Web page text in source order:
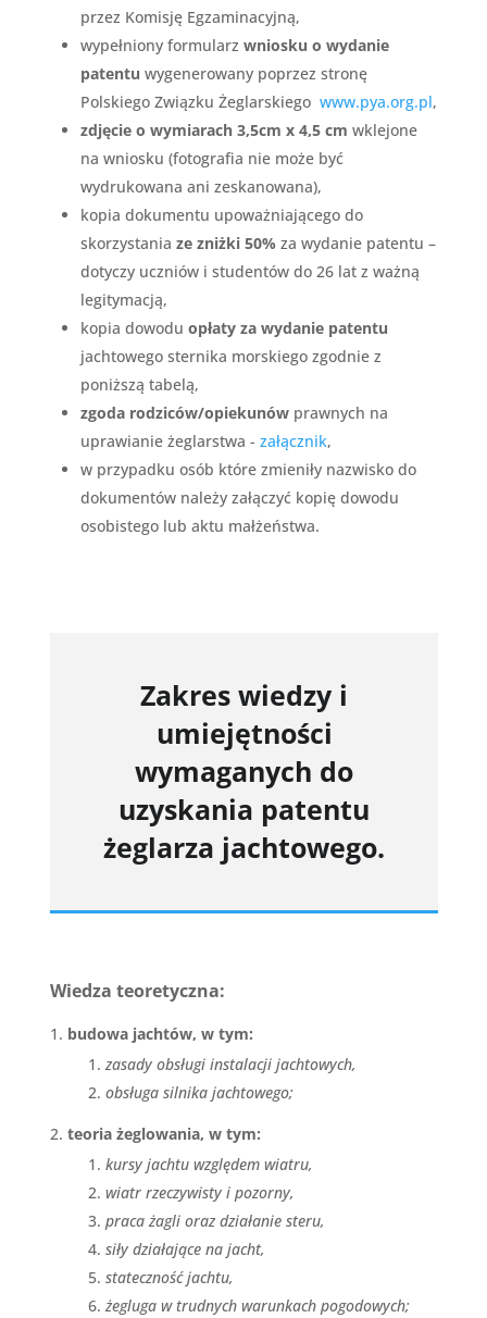
przez Komisję Egzaminacyjną,
wypełniony formularz wniosku o wydanie
patentu wygenerowany poprzez stronę
Polskiego Związku Żeglarskiego www.pya.org.pl,
zdjęcie o wymiarach 3,5cm x 4,5 cm wklejone
na wniosku (fotografia nie może być
wydrukowana ani zeskanowana),
kopia dokumentu upoważniającego do
skorzystania ze zniżki 50% za wydanie patentu –
dotyczy uczniów i studentów do 26 lat z ważną
legitymacją,
kopia dowodu opłaty za wydanie patentu
jachtowego sternika morskiego zgodnie z
poniższą tabelą,
zgoda rodziców/opiekunówprawnych na
uprawianie żeglarstwa - załącznik,
w przypadku osób które zmieniły nazwisko do
dokumentów należy załączyć kopię dowodu
osobistego lub aktu małżeństwa.
Zakres wiedzy i
umiejętności
wymaganych do
uzyskania patentu
żeglarza jachtowego.
Wiedza teoretyczna:
budowa jachtów, w tym:
zasady obsługi instalacji jachtowych,
obsługa silnika jachtowego;
teoria żeglowania, w tym:
kursy jachtu względem wiatru,
wiatr rzeczywisty i pozorny,
praca żagli oraz działanie steru,
siły działające na jacht,
stateczność jachtu,
żegluga w trudnych warunkach pogodowych;